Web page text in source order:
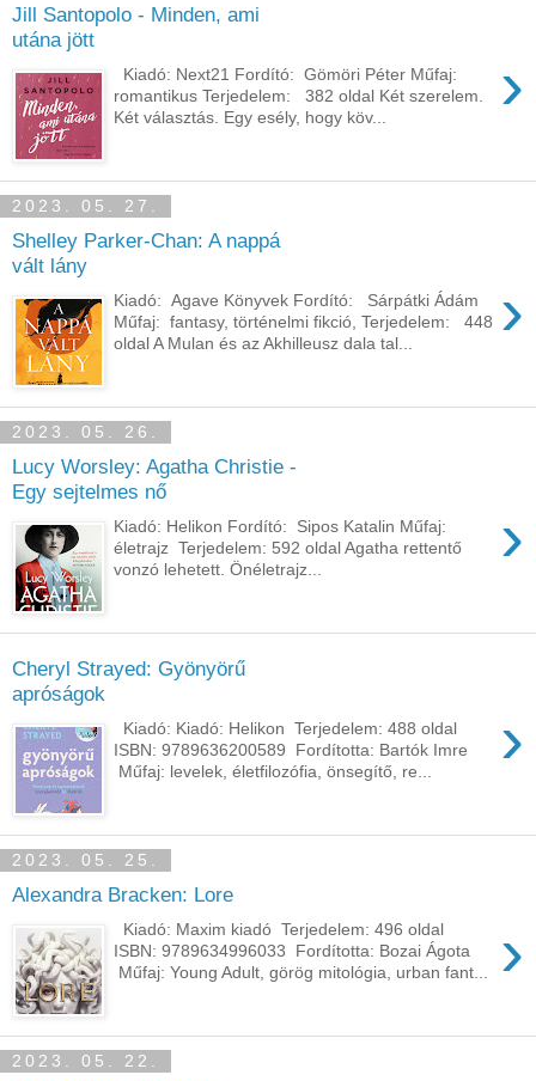
Jill Santopolo - Minden, ami
utána jött
›
Kiadó: Next21 Fordító: Gömöri Péter Műfaj:
romantikus Terjedelem: 382 oldal Két szerelem.
Két választás. Egy esély, hogy köv...
2023. 05. 27.
Shelley Parker-Chan: A ​nappá
vált lány
›
Kiadó: Agave Könyvek Fordító: Sárpátki Ádám
Műfaj: fantasy, történelmi fikció, Terjedelem: 448
oldal A Mulan és az Akhilleusz dala tal...
2023. 05. 26.
Lucy Worsley: Agatha Christie -
Egy sejtelmes nő
›
Kiadó: Helikon Fordító: Sipos Katalin Műfaj:
életrajz Terjedelem: 592 oldal Agatha ​rettentő
vonzó lehetett. Önéletrajz...
Cheryl Strayed: Gyönyörű
apróságok
›
Kiadó: Kiadó: Helikon Terjedelem: 488 oldal
ISBN: 9789636200589 Fordította: Bartók Imre
Műfaj: levelek, életfilozófia, önsegítő, re...
2023. 05. 25.
Alexandra Bracken: Lore
›
Kiadó: Maxim kiadó Terjedelem: 496 oldal
ISBN: 9789634996033 Fordította: Bozai Ágota
Műfaj: Young Adult, görög mitológia, urban fant...
2023. 05. 22.